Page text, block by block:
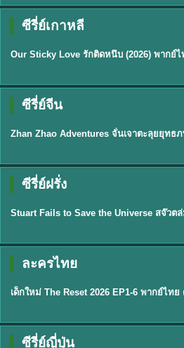
ซีรี่ย์เกาหลี
★6
ซับไทย
ซีรี่ย์จีน
★5
พากย์ไทย
ซีรี่ย์ฝรั่ง
★9.3
พากย์ไทย
ละครไทย
★ 8
พากย์ไทย
ซีรี่ย์ญี่ปุ่น